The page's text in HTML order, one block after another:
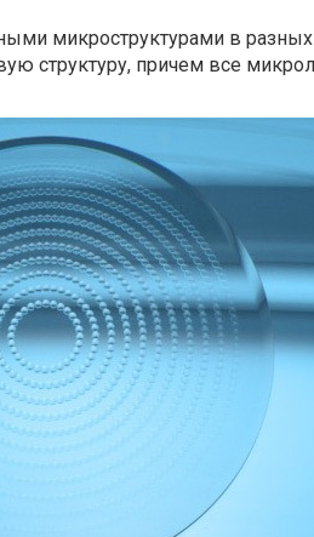
микроструктурами в
структуру, причем все